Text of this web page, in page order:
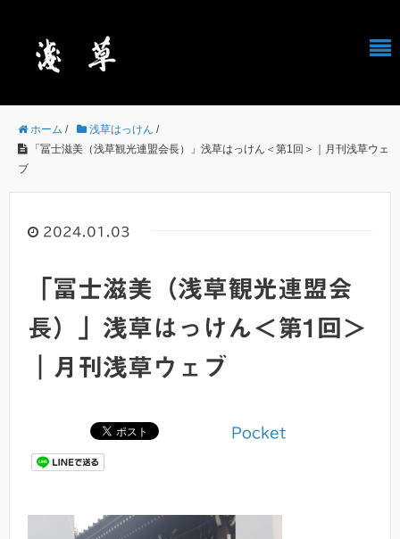
ホーム / 浅草はっけん /
「冨士滋美（浅草観光連盟会長）」浅草はっけん＜第1回＞｜月刊浅草ウェ
ブ
2024.01.03
「冨士滋美（浅草観光連盟会
長）」浅草はっけん＜第1回＞
｜月刊浅草ウェブ
Pocket